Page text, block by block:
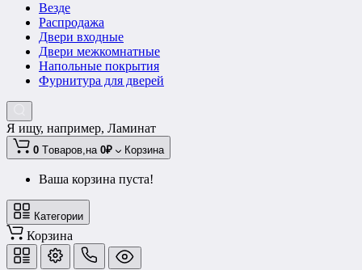
Везде
Распродажа
Двери входные
Двери межкомнатные
Напольные покрытия
Фурнитура для дверей
Я ищу, например, Ламинат
0 Tоваров,на 0₽ Корзина
Ваша корзина пуста!
Категории
Корзина